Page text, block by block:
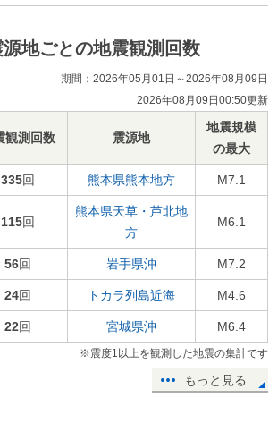
源地ごとの地震観測回数
期間：2026年05月01日～2026年08月09日
2026年08月09日00:50更新
観測回数 震源地
地震規模
の最大
335回 熊本県熊本地方 M7.1
115回
熊本県天草・芦北地
方
M6.1
56回 岩手県沖 M7.2
24回 トカラ列島近海 M4.6
22回 宮城県沖 M6.4
※震度1以上を観測した地震の集計です
もっと見る